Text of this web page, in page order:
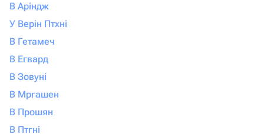
В Аріндж
У Верін Птхні
В Гетамеч
В Егвард
В Зовуні
В Мргашен
В Прошян
В Птгні